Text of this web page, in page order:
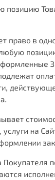
позицию
право в
на